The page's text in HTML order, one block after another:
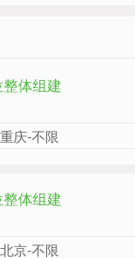
体组建
重庆-不限
体组建
北京-不限